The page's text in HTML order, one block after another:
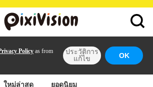
Policy as from
ประวัติการ
แก้ไข
OK
ใหม่ล่าสุด ยอดนิยม